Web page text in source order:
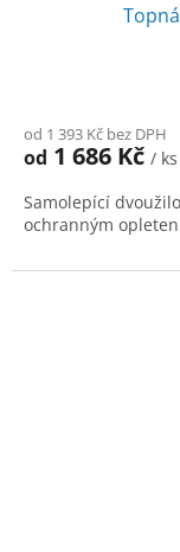
od 1 393 Kč bez DPH
od 1 686 Kč / ks
Samolepící
ochranným